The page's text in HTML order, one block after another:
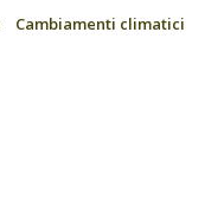
Cambiamenti climatici